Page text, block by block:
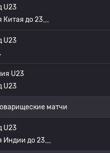
U23
Китая до 23
U23
U23
U23
матчи
U23
Индии до 23